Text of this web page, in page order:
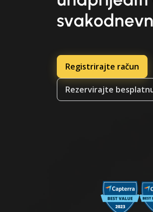
Registrirajte račun
Rezervirajte